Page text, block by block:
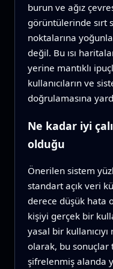
burun ve ağız
görüntülerinde sırt
noktalarına
değil. Bu ısı
yerine mantıklı
kullanıcıların ve
doğrulamasına
Ne kadar iyi
olduğu
Önerilen sistem
standart açık veri
derece düşük hata
kişiyi gerçek bir
yasal bir
olarak, bu
şifrelenmiş alanda